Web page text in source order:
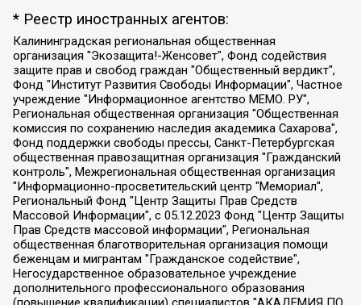
* Реестр иностранных агентов:
Калининградская региональная общественная организация "Экозащита!-Женсовет", Фонд содействия защите прав и свобод граждан "Общественный вердикт", Фонд "Институт Развития Свободы Информации", Частное учреждение "Информационное агентство МЕМО. РУ", Региональная общественная организация "Общественная комиссия по сохранению наследия академика Сахарова", Фонд поддержки свободы прессы, Санкт-Петербургская общественная правозащитная организация "Гражданский контроль", Межрегиональная общественная организация "Информационно-просветительский центр "Мемориал", Региональный Фонд "Центр Защиты Прав Средств Массовой Информации", с 05.12.2023 Фонд "Центр Защиты Прав Средств массовой информации", Региональная общественная благотворительная организация помощи беженцам и мигрантам "Гражданское содействие", Негосударственное образовательное учреждение дополнительного профессионального образования (повышение квалификации) специалистов "АКАДЕМИЯ ПО ПРАВАМ ЧЕЛОВЕКА", Свердловская региональная общественная организация "Сутяжник", Автономная некоммерческая организация "Центр независимых социологических исследований", Союз общественных объединений "Российский исследовательский центр по правам человека", Региональное общественное учреждение научно-информационный центр "МЕМОРИАЛ", Некоммерческая организация "Фонд защиты гласности", Автономная некоммерческая организация "Институт прав человека", Городская общественная организация "Екатеринбургское общество "МЕМОРИАЛ", Городская общественная организация "Рязанское историко-просветительское и правозащитное общество "Мемориал" (Рязанский Мемориал), Челябинский региональный орган общественной самодеятельности – женское общественное объединение "Женщины Евразии", Челябинский региональный орган общественной самодеятельности "Уральская правозащитная группа", Фонд содействия защите здоровья и социальной справедливости имени Андрея Рылькова, Автономная Некоммерческая Организация "Аналитический Центр Юрия Левады", Автономная некоммерческая организация социальной поддержки населения "Проект Апрель", Региональная общественная организация помощи женщинам и детям, находящимся в кризисной ситуации "Информационно-методический центр "Анна", Фонд содействия развитию массовых коммуникаций и правовому просвещению "Так-так-Так", Фонд содействия устойчивому развитию "Серебряная тайга", Свердловский региональный общественный фонд социальных проектов "Новое время", "Idel.Реалии", Кавказ.Реалии, Крым.Реалии, Телеканал Настоящее Время, Татаро-башкирская служба Радио Свобода (Azatliq Radiosi), Радио Свободная Европа/Радио Свобода (PCE/PC), "Сибирь.Реалии", "Фактограф", Благотворительный фонд помощи осужденным и их семьям, Автономная некоммерческая организация "Институт глобализации и социальных движений", Фонд "В защиту прав заключенных", Частное учреждение "Центр поддержки и содействия развитию средств массовой информации", Пензенский региональный общественный благотворительный фонд "Гражданский союз", "Север.Реалии", Некоммерческая организация Фонд "Правовая инициатива", Общество с ограниченной ответственностью "Радио Свободная Европа/Радио Свобода", Чешское информационное агентство "MEDIUM-ORIENT", Красноярская региональная общественная организация "Мы против СПИДа", Камалягин Денис Николаевич, Маркелов Сергей Евгеньевич, Пономарев Лев Александрович, Савицкая Людмила Алексеевна, Автономная некоммерческая организация "Центр по работе с проблемой насилия "НАСИЛИЮ.НЕТ", Межрегиональный профессиональный союз работников здравоохранения "Альянс врачей", Юридическое лицо, зарегистрированное в Латвийской Республике, SIA "Medusa Project" (регистрационный номер 40103797863, дата регистрации 10.06.2014), Некоммерческая организация "Фонд по борьбе с коррупцией", Автономная некоммерческая организация "Институт права и публичной политики", Баданин Роман Сергеевич, Гликин Максим Александрович, Железнова Мария Михайловна, Лукьянова Юлия Сергеевна, Маетная Елизавета Витальевна, Маняхин Петр Борисович, Чуракова Ольга Владимировна, Ярош Юлия Петровна, Юридическое лицо "The Insider SIA", зарегистрированное в Риге, Латвийская Республика (дата регистрации 26.06.2015), являющееся администратором доменного имени интернет-издания "The Insider SIA", https://theins.ru, Постернак Алексей Евгеньевич, Рубин Михаил Аркадьевич, Анин Роман Александрович, Юридическое лицо Istories fonds, зарегистрированное в Латвийской Республике (регистрационный номер 50008295751, дата регистрации 24.02.2020), Великовский Дмитрий Александрович, Долинина Ирина Николаевна, Мароховская Алеся Алексеевна, Шлейнов Роман Юрьевич, Шмагун Олеся Валентиновна, Общество с ограниченной ответственностью "Альтаир 2021", Общество с ограниченной ответственностью "Вега 2021", Общество с ограниченной ответственностью "Главный редактор 2021", Общество с ограниченной ответственностью "Ромашки монолит", Важенков Артем Валерьевич, Ивановская областная общественная организация "Центр гендерных исследований", Гурман Юрий Альбертович, Медиапроект "ОВД-Инфо", Егоров Владимир Владимирович, Жилинский Владимир Александрович, Общество с ограниченной ответственностью "ЗП", Иванова София Юрьевна, Карезина Инна Павловна, Кильтау Екатерина Викторовна, Петров Алексей Викторович, Пискунов Сергей Евгеньевич, Смирнов Сергей Сергеевич, Тихонов Михаил Сергеевич, Общество с ограниченной ответственностью "ЖУРНАЛИСТ-ИНОСТРАННЫЙ АГЕНТ", Арапова Галина Юрьевна, Вольтская Татьяна Анатольевна, Американская компания "Mason G.E.S. Anonymous Foundation" (США), являющаяся владельцем интернет-издания https://mnews.world/, Компания "Stichting Bellingcat", зарегистрированная в Нидерландах (дата регистрации 11.07.2018), Захаров Андрей Вячеславович, Клепиковская Екатерина Дмитриевна, Общество с ограниченной ответственностью "МЕМО", Перл Роман Александрович, Симонов Евгений Алексеевич, Соловьева Елена Анатольевна, Сотников Даниил Владимирович, Сурначева Елизавета Дмитриевна, Автономная некоммерческая организация по защите прав человека и информированию населения "Якутия – Наше Мнение", Общество с ограниченной ответственностью "Москоу диджитал медиа", с 26.01.2023 Общество с ограниченной ответственностью "Чайка Белые сады", Ветошкина Валерия Валерьевна, Заговора Максим Александрович, Межрегиональное общественное движение "Российская ЛГБТ - сеть", Оленичев Максим Владимирович, Павлов Иван Юрьевич, Скворцова Елена Сергеевна, Общество с ограниченной ответственностью "Как бы инагент", Кочетков Игорь Викторович, Общество с ограниченной ответственностью "Честные выборы", Еланчик Олег Александрович, Общество с ограниченной ответственностью "Нобелевский призыв", Гималова Регина Эмилевна, Григорьев Андрей Валерьевич, Григорьева Алина Александровна, Ассоциация по содействию защите прав призывников, альтернативнослужащих и военнослужащих "Правозащитная группа "Гражданин.Армия.Право", Хисамова Регина Фаритовна, Автономная некоммерческая организация по реализации социально-правовых программ "Лилит", Дальневосточное общественное движение "Маяк", Санкт-Петербургская ЛГБТ-инициативная группа "Выход", Инициативная группа ЛГБТ+ "Реверс", Алексеев Андрей Викторович, Бекбулатова Таисия Львовна, Беляев Иван Михайлович, Владыкина Елена Сергеевна, Гельман Марат Александрович, Никульшина Вероника Юрьевна, Толоконникова Надежда Андреевна, Шендерович Виктор Анатольевич, Общество с ограниченной ответственностью "Данное сообщение", Общество с ограниченной ответственностью Издательский дом "Новая глава", Айнбиндер Александра Александровна, Московский комьюнити-центр для ЛГБТ+инициатив, Благотворительный фонд развития филантропии, Deutsche Welle (Германия, Kurt-Schumacher-Strasse 3, 53113 Bonn), Борзунова Мария Михайловна, Воробьев Виктор Викторович, Голубева Анна Львовна, Константинова Алла Михайловна, Малкова Ирина Владимировна, Мурадов Мурад Абдулгалимович, Осетинская Елизавета Николаевна, Понасенков Евгений Николаевич, Ганапольский Матвей Юрьевич, Киселев Евгений Алексеевич, Борухович Ирина Григорьевна, Дремин Иван Тимофеевич, Дубровский Дмитрий Викторович, Красноярская региональная общественная организация поддержки и развития альтернативных образовательных технологий и межкультурных коммуникаций "ИНТЕРРА", Маяковская Екатерина Алексеевна, Фейгин Марк Захарович, Филимонов Андрей Викторович, Дзугкоева Регина Николаевна, Доброхотов Роман Александрович, Дудь Юрий Александрович, Елкин Сергей Владимирович, Кругликов Кирилл Игоревич, Сабунаева Мария Леонидовна, Семенов Алексей Владимирович, Шаинян Карен Багратович, Шульман Екатерина Михайловна, Асафьев Артур Валерьевич, Вахштайн Виктор Семенович, Венедиктов Алексей Алексеевич, Лушникова Екатерина Евгеньевна, Волков Леонид Михайлович, Невзоров Александр Глебович, Пархоменко Сергей Борисович, Сироткин Ярослав Николаевич, Кара-Мурза Владимир Владимирович, Баранова Наталья Владимировна, Гозман Леонид Яковлевич, Кагарлицкий Борис Юльевич, Климарев Михаил Валерьевич, Милов Владимир Станиславович, Автономная некоммерческая организация Краснодарский центр современного искусства "Типография", Моргенштерн Алишер Тагирович, Соболь Любовь Эдуардовна, Общество с ограниченной ответственностью "ЛИЗА НОРМ", Каспаров Гарри Кимович, Ходорковский Михаил Борисович, Общество с ограниченной ответственностью "Апрельские тезисы", Данилович Ирина Брониславовна, Кашин Олег Владимирович, Петров Николай Владимирович, Пивоваров Алексей Владимирович, Соколов Михаил Владимирович, Цветкова Юлия Владимировна, Чичваркин Евгений Александрович, Комитет против пыток/Команда против пыток, Общество с ограниченной ответственностью "Первый научный", Общество с ограниченной ответственностью "Вертолет и ко", Белоцерковская Вероника Борисовна, Кац Максим Евгеньевич, Лазарева Татьяна Юрьевна, Шаведдинов Руслан Табризович, Яшин Илья Валерьевич, Общество с ограниченной ответственностью "Иноагент ААВ", Алешковский Дмитрий Петрович, Альбац Евгения Марковна, Быков Дмитрий Львович, Галямина Юлия Евгеньевна, Лойко Сергей Леонидович, Мартынов Кирилл Константинович, Медведев Сергей Александрович, Крашенинников Федор Геннадиевич, Гордеева Катерина Вл